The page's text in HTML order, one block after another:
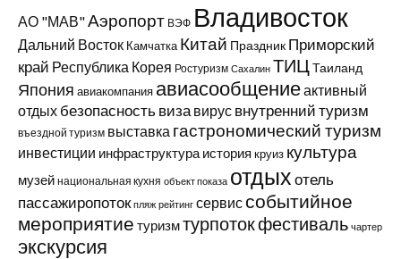
АО "МАВ"Аэропорт ВЭФ Владивосток
Дальний Восток Камчатка Китай Праздник Приморский
край Республика Корея Ростуризм Сахалин ТИЦТаиланд
Япония авиакомпания авиасообщениеактивный
отдых безопасность виза вирус внутренний туризм
въездной туризм выставка гастрономический туризм
инвестиции инфраструктура история круиз культура
музей национальная кухня объект показа отдыхотель
пассажиропоток пляж рейтинг сервис событийное
мероприятие туризмтурпотокфестиваль чартер
экскурсия